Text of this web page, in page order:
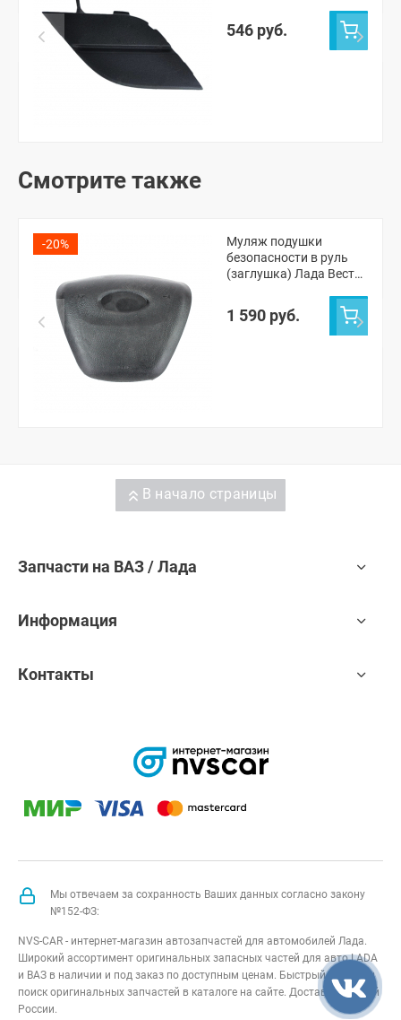
546 руб.
Смотрите также
-20%
Муляж подушки
безопасности в руль
(заглушка) Лада Веста,
1 590 руб.
В начало страницы
Запчасти на ВАЗ / Лада
Информация
Контакты
Мы отвечаем за сохранность Ваших данных согласно закону
№152-ФЗ:
NVS-CAR - интернет-магазин автозапчастей для автомобилей Лада.
Широкий ассортимент оригинальных запасных частей для авто LADA
и ВАЗ в наличии и под заказ по доступным ценам. Быстрый подбор и
поиск оригинальных запчастей в каталоге на сайте. Доставка по всей
России.